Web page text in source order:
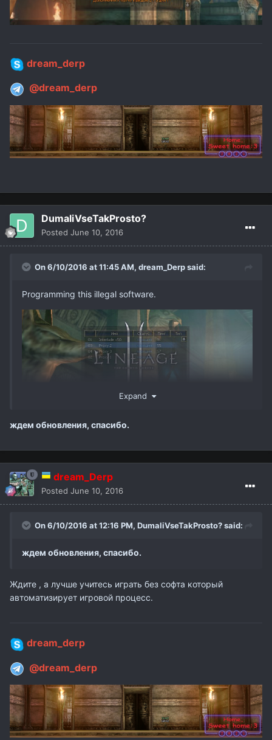
dream_derp
@dream_derp
DumaliVseTakProsto?
Posted June 10, 2016
On 6/10/2016 at 11:45 AM, dream_Derpsaid:
Programming this illegal software.
Expand
ждем обновления, спасибо.
dream_Derp
Posted June 10, 2016
On 6/10/2016 at 12:16 PM, DumaliVseTakProsto?said:
ждем обновления, спасибо.
Ждите , а лучше учитесь играть без софта который
автоматизирует игровой процесс.
dream_derp
@dream_derp